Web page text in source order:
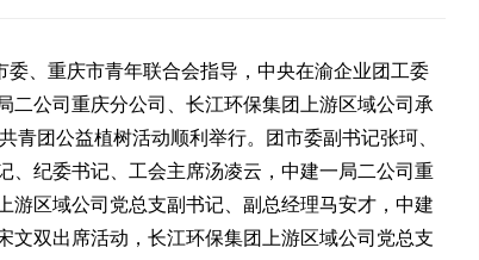
委、重庆市青年联合会指导，中央在渝企业团工委
二公司重庆分公司、长江环保集团上游区域公司承
青团公益植树活动顺利举行。团市委副书记张珂、
、纪委书记、工会主席汤凌云，中建一局二公司重
游区域公司党总支副书记、副总经理马安才，中建
文双出席活动，长江环保集团上游区域公司党总支